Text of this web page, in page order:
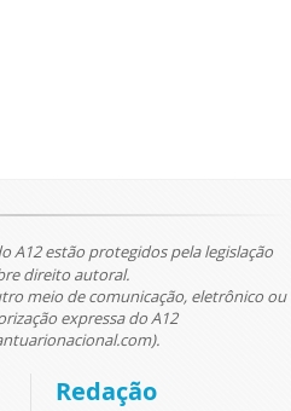
A12 estão protegidos pela legislação
direito autoral.
meio de comunicação, eletrônico ou
expressa do A12
Redação